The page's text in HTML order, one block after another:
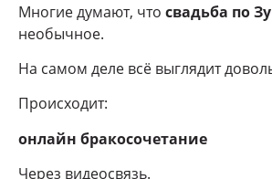
Многие думают, что свадьба по
необычное.
На самом деле всё выглядит
Происходит:
онлайн бракосочетание
Через видеосвязь.